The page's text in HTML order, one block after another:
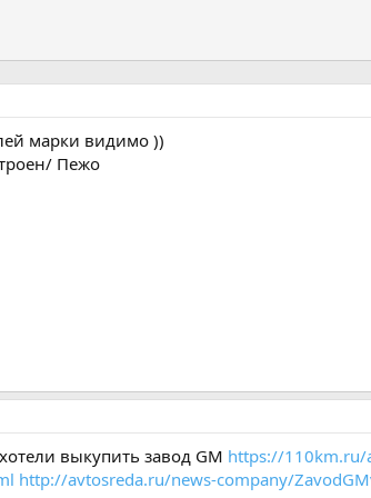
марки видимо ))
Пежо
выкупить завод GM https://110km.ru/
http://avtosreda.ru/news-company/